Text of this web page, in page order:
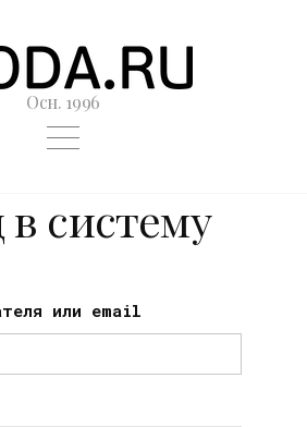
Осн. 1996
в систему
или email